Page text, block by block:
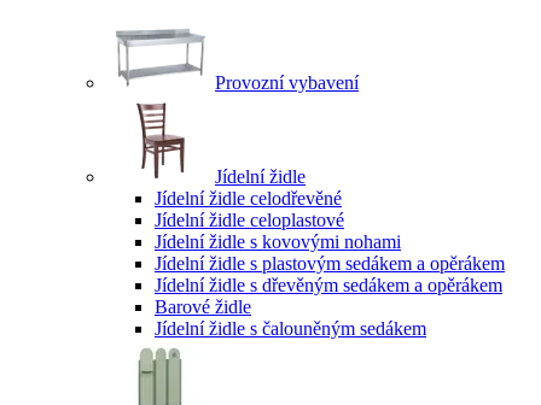
Provozní vybavení
Jídelní židle
Jídelní židle celodřevěné
Jídelní židle celoplastové
Jídelní židle s kovovými nohami
Jídelní židle s plastovým sedákem a opěrákem
Jídelní židle s dřevěným sedákem a opěrákem
Barové židle
Jídelní židle s čalouněným sedákem